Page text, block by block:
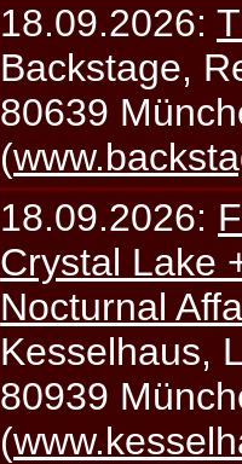
18.09.2026:
Backstage,
80639
(
18.09.2026:
Crystal Lake
Nocturnal
Kesselhaus,
80939
(